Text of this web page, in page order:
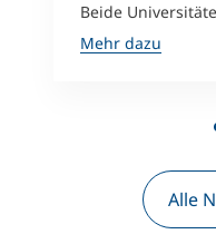
Beide
Mehr dazu
Alle